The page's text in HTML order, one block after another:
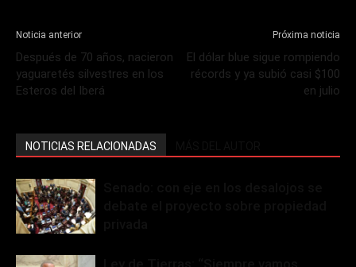
Noticia anterior
Después de 70 años, nacieron
yaguaretés silvestres en los
Esteros del Iberá
Próxima noticia
El dólar blue sigue rompiendo
récords y ya subió casi $100
en julio
NOTICIAS RELACIONADAS